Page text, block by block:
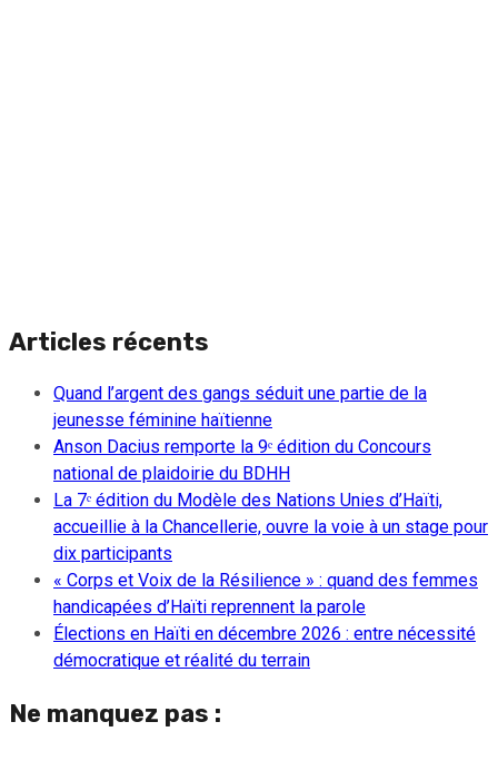
Articles récents
Quand l’argent des gangs séduit une partie de la
jeunesse féminine haïtienne
Anson Dacius remporte la 9ᵉ édition du Concours
national de plaidoirie du BDHH
La 7ᵉ édition du Modèle des Nations Unies d’Haïti,
accueillie à la Chancellerie, ouvre la voie à un stage pour
dix participants
« Corps et Voix de la Résilience » : quand des femmes
handicapées d’Haïti reprennent la parole
Élections en Haïti en décembre 2026 : entre nécessité
démocratique et réalité du terrain
Ne manquez pas :